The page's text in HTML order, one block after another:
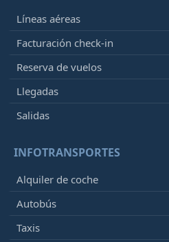
Líneas aéreas
Facturación check-in
Reserva de vuelos
Llegadas
Salidas
INFOTRANSPORTES
Alquiler de coche
Autobús
Taxis